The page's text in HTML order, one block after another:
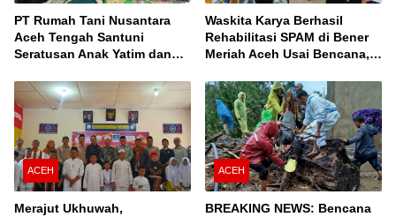
PT Rumah Tani Nusantara
Aceh Tengah Santuni
Seratusan Anak Yatim dan
Puasa Bersama
Waskita Karya Berhasil
Rehabilitasi SPAM di Bener
Meriah Aceh Usai Bencana,
Air Bagi 3.000 KK
ACEH
Merajut Ukhuwah,
ACEH
BREAKING NEWS: Bencana